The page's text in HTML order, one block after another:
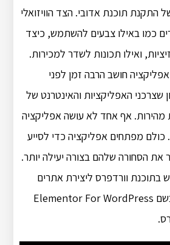
התקנת תוכנת אדובי. הצד הוויזואלי
כמו באילו צבעים להשתמש, כיצד
ואילו תכונות לשדר למכירות.
חושב הרבה זמן לפני
שצרכני האפליקציות והאינטרנט של
מהירות. אף אחד לא עושה אפליקציה
מפתחים אפליקציה כדי לסייע
את הסחורה שלהם בצורה יעילה יותר.
וורדפרס ליצירת אתרים
וכיצד להתקין תוסף בשם Elementor For WordPress